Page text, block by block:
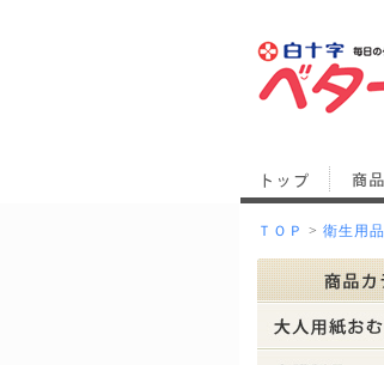
ＴＯＰ > 衛生用品